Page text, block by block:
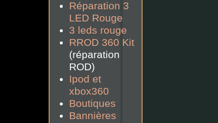
Réparation 3
LED Rouge
3 leds rouge
RROD 360 Kit
(réparation
ROD)
Ipod et
xbox360
Boutiques
Bannières